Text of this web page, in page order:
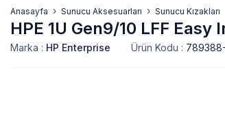
Anasayfa Sunucu Aksesuarları Sunucu Kızakları
HPE 1U Gen9/10 LFF Easy
Marka : HP Enterprise Ürün Kodu :